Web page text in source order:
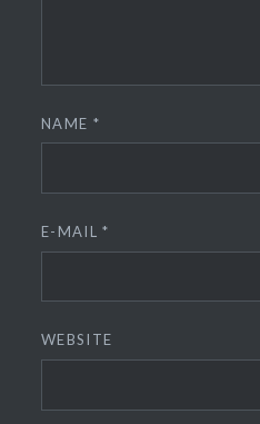
NAME *
E-MAIL*
WEBSITE